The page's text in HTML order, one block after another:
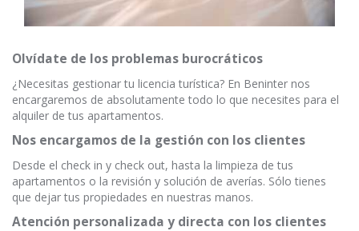
Olvídate de los problemas burocráticos
¿Necesitas gestionar tu licencia turística? En Beninter nos
encargaremos de absolutamente todo lo que necesites para el
alquiler de tus apartamentos.
Nos encargamos de la gestión con los clientes
Desde el check in y check out, hasta la limpieza de tus
apartamentos o la revisión y solución de averías. Sólo tienes
que dejar tus propiedades en nuestras manos.
Atención personalizada y directa con los clientes